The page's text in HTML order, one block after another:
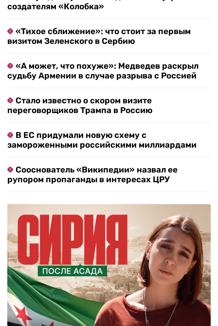
создателям «Колобка»
«Тихое сближение»: что стоит за первым
визитом Зеленского в Сербию
«А может, что похуже»: Медведев раскрыл
судьбу Армении в случае разрыва с Россией
Стало известно о скором визите
переговорщиков Трампа в Россию
В ЕС придумали новую схему с
замороженными российскими миллиардами
Сооснователь «Википедии» назвал ее
рупором пропаганды в интересах ЦРУ